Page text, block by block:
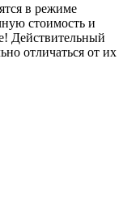
в режиме
стоимость и
Действительный
отличаться от их